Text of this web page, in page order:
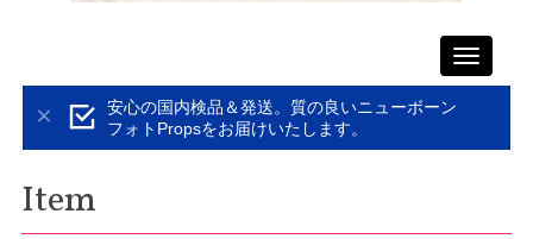
Toggle
安心の国内検品＆発送。質の良いニューボーン
フォトPropsをお届けいたします。
Item